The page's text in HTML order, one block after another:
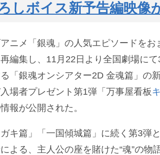
しボイス新予告編映像
ニメ「銀魂」の人気エピソードをお
編集し、11月22日より全国劇場に
「銀魂オンシアター2D 金魂篇」の
場者プレゼント第1弾「万事屋看板
報が公開された。
ガキ篇」「一国傾城篇」に続く第3弾
よる、主人公の座を賭けた“魂”の物